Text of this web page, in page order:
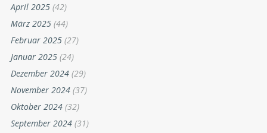
April 2025 (42)
März 2025 (44)
Februar 2025 (27)
Januar 2025 (24)
Dezember 2024 (29)
November 2024 (37)
Oktober 2024 (32)
September 2024 (31)